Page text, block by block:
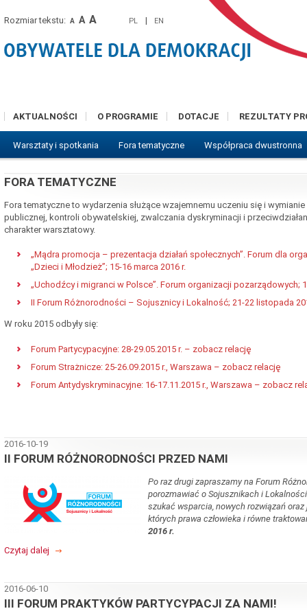
Rozmiar tekstu: A A A PL | EN
AKTUALNOŚCI O PROGRAMIE DOTACJE REZULTATY
Warsztaty i spotkania Fora tematyczne Współpraca dwustronna
FORA TEMATYCZNE
Fora tematyczne to wydarzenia służące wzajemnemu uczeniu się i
publicznej, kontroli obywatelskiej, zwalczania dyskryminacji i
charakter warsztatowy.
„Mądra promocja – prezentacja działań społecznych”. Forum dla
„Dzieci i Młodzież”; 15-16 marca 2016 r.
„Uchodźcy i migranci w Polsce”. Forum organizacji pozarządowych;
II Forum Różnorodności – Sojusznicy i Lokalność; 21-22 listopada
W roku 2015 odbyły się:
Forum Partycypacyjne: 28-29.05.2015 r. – zobacz relację
Forum Strażnicze: 25-26.09.2015 r., Warszawa – zobacz relację
Forum Antydyskryminacyjne: 16-17.11.2015 r., Warszawa – zobacz
2016-10-19
II FORUM RÓŻNORODNOŚCI PRZED NAMI
Po raz drugi zapraszamy na Forum
porozmawiać o Sojusznikach i
szukać wsparcia, nowych rozwiązań
których prawa człowieka i równe
2016 r.
Czytaj dalej
2016-06-10
III FORUM PRAKTYKÓW PARTYCYPACJI ZA NAMI!